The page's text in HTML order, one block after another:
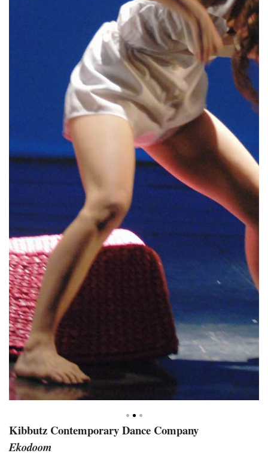
Kibbutz Contemporary Dance Company
Ekodoom